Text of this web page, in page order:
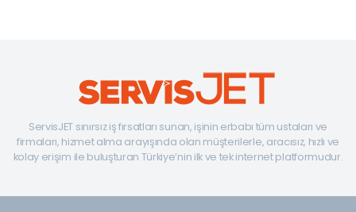
ServisJET sınırsız iş fırsatları sunan, işinin erbabı tüm ustaları ve
firmaları, hizmet alma arayışında olan müşterilerle, aracısız, hızlı ve
kolay erişim ile buluşturan Türkiye’nin ilk ve tek internet platformudur.